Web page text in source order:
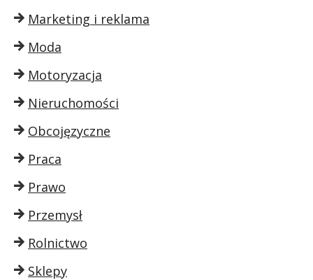
Marketing i reklama
Moda
Motoryzacja
Nieruchomości
Obcojęzyczne
Praca
Prawo
Przemysł
Rolnictwo
Sklepy